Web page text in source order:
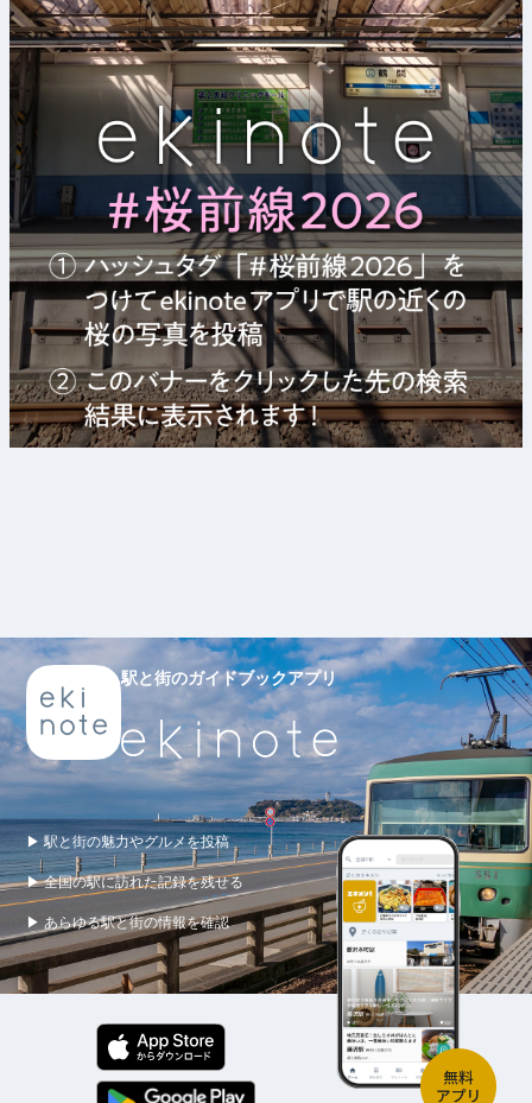
駅と街のガイドブックアプリ
▶ 駅と街の魅力やグルメを投稿
▶ 全国の駅に訪れた記録を残せる
▶ あらゆる駅と街の情報を確認